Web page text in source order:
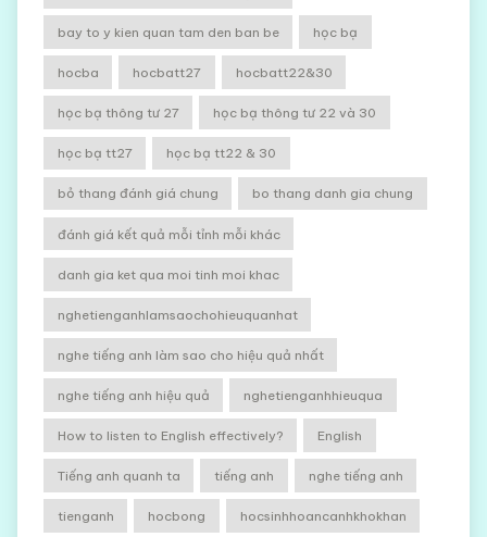
bay to y kien quan tam den ban be học bạ
hocba hocbatt27 hocbatt22&30
học bạ thông tư 27 học bạ thông tư 22 và 30
học bạ tt27 học bạ tt22 & 30
bỏ thang đánh giá chung bo thang danh gia chung
đánh giá kết quả mỗi tỉnh mỗi khác
danh gia ket qua moi tinh moi khac
nghetienganhlamsaochohieuquanhat
nghe tiếng anh làm sao cho hiệu quả nhất
nghe tiếng anh hiệu quả nghetienganhhieuqua
How to listen to English effectively? English
Tiếng anh quanh ta tiếng anh nghe tiếng anh
tienganh hocbong hocsinhhoancanhkhokhan